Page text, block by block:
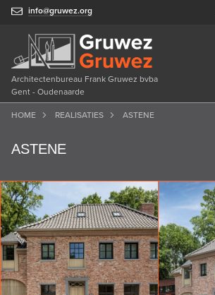
info@gruwez.org
Architectenbureau Frank Gruwez bvba
Gent - Oudenaarde
HOME REALISATIES ASTENE
ASTENE